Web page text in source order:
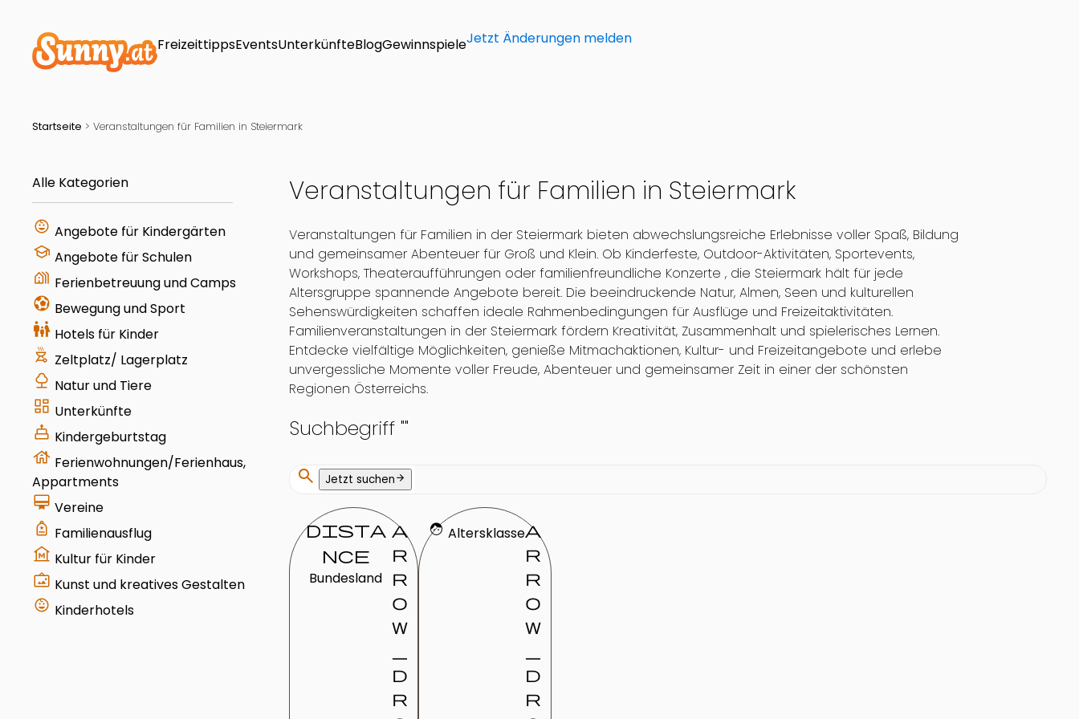
FreizeittippsEventsUnterkünfteBlogGewinnspieleJetzt Änderungen melden
Startseite > Veranstaltungen für Familien in Steiermark
Alle Kategorien
child_care Angebote für Kindergärten
school Angebote für Schulen
holiday_village Ferienbetreuung und Camps
sports_and_outdoors Bewegung und Sport
family_restroom Hotels für Kinder
outdoor_grill Zeltplatz/ Lagerplatz
nature Natur und Tiere
dashboard Unterkünfte
cake Kindergeburtstag
house Ferienwohnungen/Ferienhaus,
Appartments
card_membership Vereine
your_trips Familienausflug
museum Kultur für Kinder
wall_art Kunst und kreatives Gestalten
child_care Kinderhotels
Veranstaltungen für Familien in Steiermark
Veranstaltungen für Familien in der Steiermark bieten abwechslungsreiche Erlebnisse voller Spaß, Bildung
und gemeinsamer Abenteuer für Groß und Klein. Ob Kinderfeste, Outdoor-Aktivitäten, Sportevents,
Workshops, Theateraufführungen oder familienfreundliche Konzerte , die Steiermark hält für jede
Altersgruppe spannende Angebote bereit. Die beeindruckende Natur, Almen, Seen und kulturellen
Sehenswürdigkeiten schaffen ideale Rahmenbedingungen für Ausflüge und Freizeitaktivitäten.
Familienveranstaltungen in der Steiermark fördern Kreativität, Zusammenhalt und spielerisches Lernen.
Entdecke vielfältige Möglichkeiten, genieße Mitmachaktionen, Kultur- und Freizeitangebote und erlebe
unvergessliche Momente voller Freude, Abenteuer und gemeinsamer Zeit in einer der schönsten
Regionen Österreichs.
Suchbegriff ""
search Jetzt suchenarrow_forward
dista
nce
Bundesland
a
r
r
o
w
d
r
face Altersklassea
r
r
o
w
d
r